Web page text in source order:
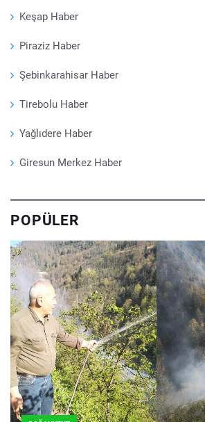
Keşap Haber
Piraziz Haber
Şebinkarahisar Haber
Tirebolu Haber
Yağlıdere Haber
Giresun Merkez Haber
POPÜLER